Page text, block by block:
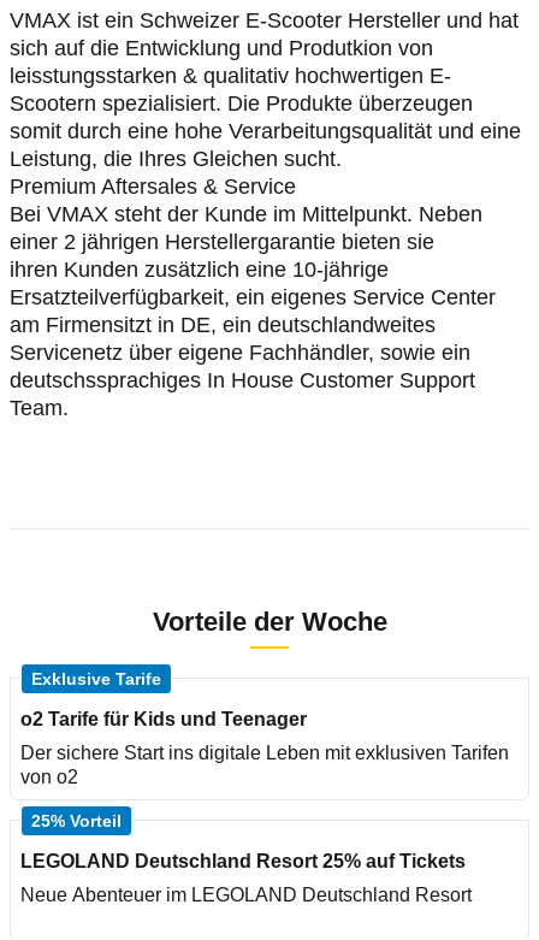
VMAX ist ein Schweizer E-Scooter Hersteller und hat
sich auf die Entwicklung und Produtkion von
leisstungsstarken & qualitativ hochwertigen E-
Scootern spezialisiert. Die Produkte überzeugen
somit durch eine hohe Verarbeitungsqualität und eine
Leistung, die Ihres Gleichen sucht.
Premium Aftersales & Service
Bei VMAX steht der Kunde im Mittelpunkt. Neben
einer 2 jährigen Herstellergarantie bieten sie
ihren Kunden zusätzlich eine 10-jährige
Ersatzteilverfügbarkeit, ein eigenes Service Center
am Firmensitzt in DE, ein deutschlandweites
Servicenetz über eigene Fachhändler, sowie ein
deutschssprachiges In House Customer Support
Team.
Vorteile der Woche
Exklusive Tarife
o2 Tarife für Kids und Teenager
Der sichere Start ins digitale Leben mit exklusiven Tarifen
von o2
25% Vorteil
LEGOLAND Deutschland Resort 25% auf Tickets
Neue Abenteuer im LEGOLAND Deutschland Resort